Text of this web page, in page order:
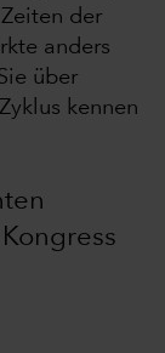
der
anders
über
kennen